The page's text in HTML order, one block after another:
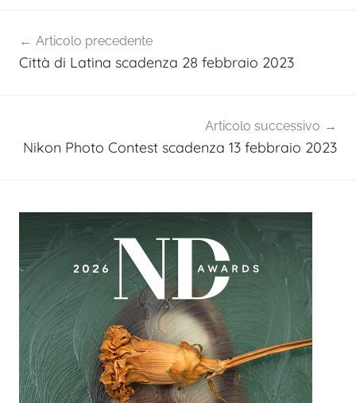
articoli
Articolo precedente
Città di Latina scadenza 28 febbraio 2023
Articolo successivo
Nikon Photo Contest scadenza 13 febbraio 2023